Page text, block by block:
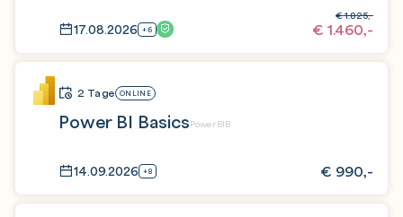
17.08.2026 +6 € 1.460,-
€1.825,-
2 Tage ONLINE
Power BI BasicsPowerBIB
14.09.2026 +8 € 990,-